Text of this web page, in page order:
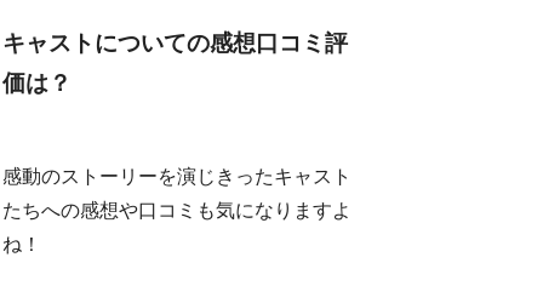
キャストについての感想口コミ評
価は？
感動のストーリーを演じきったキャスト
たちへの感想や口コミも気になりますよ
ね！